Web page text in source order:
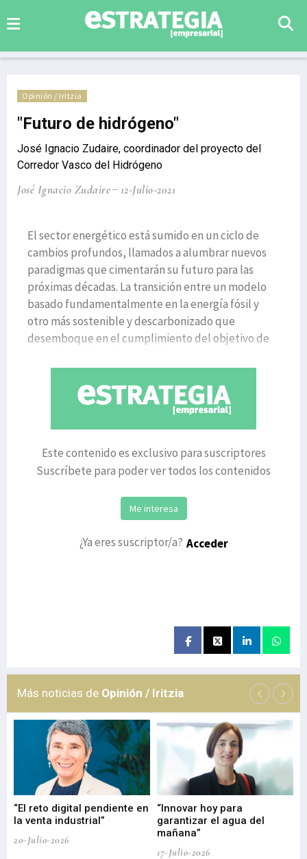
Opinión / Iritzia
"Futuro de hidrógeno"
José Ignacio Zudaire, coordinador del proyecto del
Corredor Vasco del Hidrógeno
José Ignacio Zudaire 12-Julio-2021
El sector energético está sumido en un ciclo de
cambios profundos, llamados a alumbrar nuevos
paradigmas que cimentarán su futuro para las
próximas décadas. La transición entre un modelo
basado fundamentalmente en la energía fósil y
otro más sostenible y descarbonizado que
desemboque en el cumplimiento del objetivo de
Este contenido es exclusivo para suscriptores
Suscríbete para poder ver todos los contenidos
Me interesa
¿Ya eres suscriptor/a? Acceder
Más noticias de Opinión / Iritzia
“El reto digital pendiente en
la venta industrial”
20-Julio-2026
“Innovar hoy para
garantizar el agua del
mañana”
17-Julio-2026